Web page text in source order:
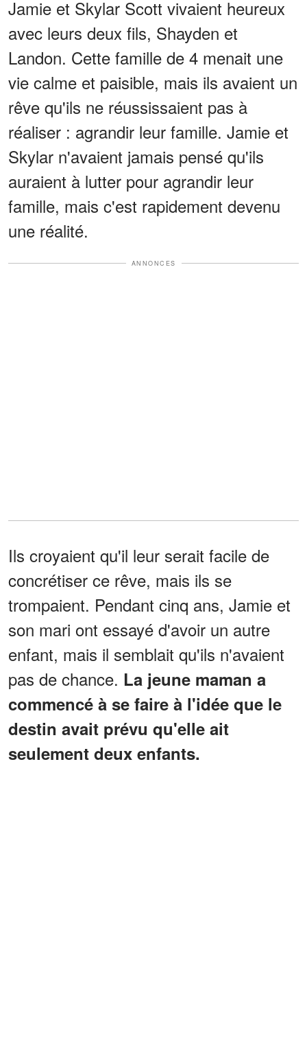
Jamie et Skylar Scott vivaient heureux
avec leurs deux fils, Shayden et
Landon. Cette famille de 4 menait une
vie calme et paisible, mais ils avaient un
rêve qu'ils ne réussissaient pas à
réaliser : agrandir leur famille. Jamie et
Skylar n'avaient jamais pensé qu'ils
auraient à lutter pour agrandir leur
famille, mais c'est rapidement devenu
une réalité.
ANNONCES
Ils croyaient qu'il leur serait facile de
concrétiser ce rêve, mais ils se
trompaient. Pendant cinq ans, Jamie et
son mari ont essayé d'avoir un autre
enfant, mais il semblait qu'ils n'avaient
pas de chance. La jeune maman a
commencé à se faire à l'idée que le
destin avait prévu qu'elle ait
seulement deux enfants.